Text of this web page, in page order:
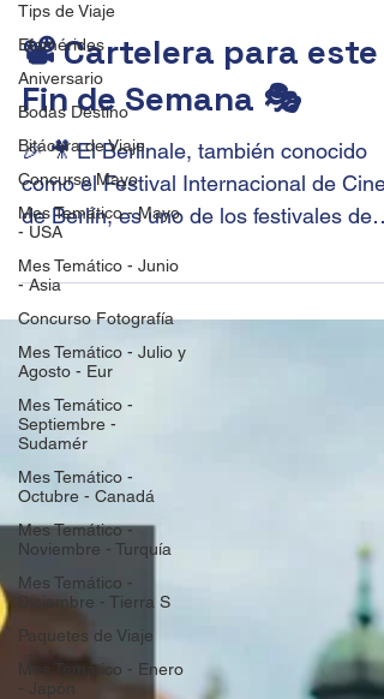
Tips de Viaje
Efemérides
Aniversario
Bodas Destino
Bitácora de Viaje
Concurso Mayo
Mes Temático - Mayo
- USA
Mes Temático - Junio
- Asia
Concurso Fotografía
Mes Temático - Julio y
Agosto - Eur
Mes Temático -
Septiembre -
Sudamér
Mes Temático -
Octubre - Canadá
Mes Temático -
Noviembre - Turquía
Mes Temático -
Diciembre - Tierra S
Paquetes de Viaje
Mes Temático - Enero
- Japón
📽️ Cartelera para este
Fin de Semana 🎭
🎉 🎥 El Berlinale, también conocido
como el Festival Internacional de Cine
de Berlín, es uno de los festivales de
cine más prestigiosos...